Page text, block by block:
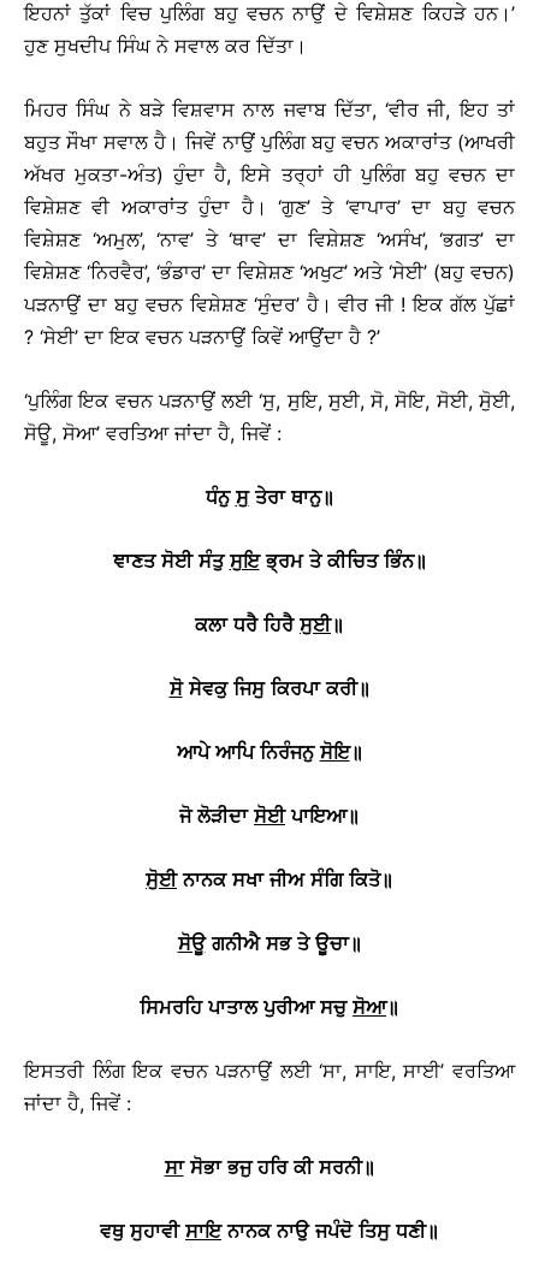
ਇਹਨਾਂ ਤੁੱਕਾਂ ਵਿਚ ਪੁਲਿੰਗ ਬਹੁ ਵਚਨ ਨਾਉਂ ਦੇ ਵਿਸ਼ੇਸ਼ਣ ਕਿਹੜੇ ਹਨ।’
ਹੁਣ ਸੁਖਦੀਪ ਸਿੰਘ ਨੇ ਸਵਾਲ ਕਰ ਦਿੱਤਾ।
ਮਿਹਰ ਸਿੰਘ ਨੇ ਬੜੇ ਵਿਸ਼ਵਾਸ ਨਾਲ ਜਵਾਬ ਦਿੱਤਾ, ‘ਵੀਰ ਜੀ, ਇਹ ਤਾਂ
ਬਹੁਤ ਸੌਖਾ ਸਵਾਲ ਹੈ। ਜਿਵੇਂ ਨਾਉਂ ਪੁਲਿੰਗ ਬਹੁ ਵਚਨ ਅਕਾਰਾਂਤ (ਆਖਰੀ
ਅੱਖਰ ਮੁਕਤਾ-ਅੰਤ) ਹੁੰਦਾ ਹੈ, ਇਸੇ ਤਰ੍ਹਾਂ ਹੀ ਪੁਲਿੰਗ ਬਹੁ ਵਚਨ ਦਾ
ਵਿਸ਼ੇਸ਼ਣ ਵੀ ਅਕਾਰਾਂਤ ਹੁੰਦਾ ਹੈ। ‘ਗੁਣ’ ਤੇ ‘ਵਾਪਾਰ’ ਦਾ ਬਹੁ ਵਚਨ
ਵਿਸ਼ੇਸ਼ਣ ‘ਅਮੁਲ’, ‘ਨਾਵ’ ਤੇ ‘ਥਾਵ’ ਦਾ ਵਿਸ਼ੇਸ਼ਣ ‘ਅਸੰਖ’, ‘ਭਗਤ’ ਦਾ
ਵਿਸ਼ੇਸ਼ਣ ‘ਨਿਰਵੈਰ’, ‘ਭੰਡਾਰ’ ਦਾ ਵਿਸ਼ੇਸ਼ਣ ‘ਅਖੁਟ’ ਅਤੇ ‘ਸੇਈ’ (ਬਹੁ ਵਚਨ)
ਪੜਨਾਉਂ ਦਾ ਬਹੁ ਵਚਨ ਵਿਸ਼ੇਸ਼ਣ ‘ਸੁੰਦਰ’ ਹੈ। ਵੀਰ ਜੀ ! ਇਕ ਗੱਲ ਪੁੱਛਾਂ
? ‘ਸੇਈ’ ਦਾ ਇਕ ਵਚਨ ਪੜਨਾਉਂ ਕਿਵੇਂ ਆਉਂਦਾ ਹੈ ?’
‘ਪੁਲਿੰਗ ਇਕ ਵਚਨ ਪੜਨਾਉਂ ਲਈ ‘ਸੁ, ਸੁਇ, ਸੁਈ, ਸੋ, ਸੋਇ, ਸੋਈ, ਸੁੋਈ,
ਸੋਊ, ਸੋਆ’ ਵਰਤਿਆ ਜਾਂਦਾ ਹੈ, ਜਿਵੇਂ :
ਧੰਨੁ ਸੁ ਤੇਰਾ ਥਾਨੁ॥
ਞਾਣਤ ਸੋਈ ਸੰਤੁ ਸੁਇ ਭ੍ਰਮ ਤੇ ਕੀਚਿਤ ਭਿੰਨ॥
ਕਲਾ ਧਰੈ ਹਿਰੈ ਸੁਈ॥
ਸੋ ਸੇਵਕੁ ਜਿਸੁ ਕਿਰਪਾ ਕਰੀ॥
ਆਪੇ ਆਪਿ ਨਿਰੰਜਨੁ ਸੋਇ॥
ਜੋ ਲੋੜੀਦਾ ਸੋਈ ਪਾਇਆ॥
ਸੁੋਈ ਨਾਨਕ ਸਖਾ ਜੀਅ ਸੰਗਿ ਕਿਤੋ॥
ਸੋਊ ਗਨੀਐ ਸਭ ਤੇ ਊਚਾ॥
ਸਿਮਰਹਿ ਪਾਤਾਲ ਪੁਰੀਆ ਸਚੁ ਸੋਆ॥
ਇਸਤਰੀ ਲਿੰਗ ਇਕ ਵਚਨ ਪੜਨਾਉਂ ਲਈ ‘ਸਾ, ਸਾਇ, ਸਾਈ’ ਵਰਤਿਆ
ਜਾਂਦਾ ਹੈ, ਜਿਵੇਂ :
ਸਾ ਸੋਭਾ ਭਜੁ ਹਰਿ ਕੀ ਸਰਨੀ॥
ਵਥੁ ਸੁਹਾਵੀ ਸਾਇ ਨਾਨਕ ਨਾਉ ਜਪੰਦੋ ਤਿਸੁ ਧਣੀ॥